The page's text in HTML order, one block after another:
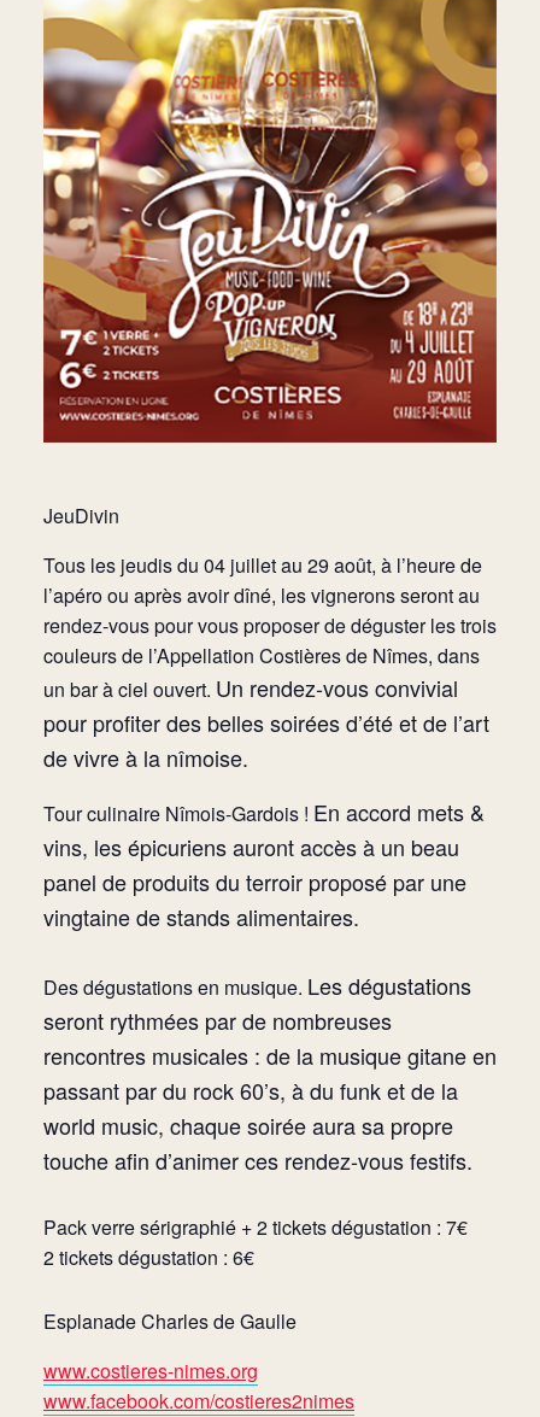
JeuDivin
Tous les jeudis du 04 juillet au 29 août, à l’heure de
l’apéro ou après avoir dîné, les vignerons seront au
rendez-vous pour vous proposer de déguster les trois
couleurs de l’Appellation Costières de Nîmes, dans
un bar à ciel ouvert. Un rendez-vous convivial
pour profiter des belles soirées d’été et de l’art
de vivre à la nîmoise.
Tour culinaire Nîmois-Gardois ! En accord mets &
vins, les épicuriens auront accès à un beau
panel de produits du terroir proposé par une
vingtaine de stands alimentaires.
Des dégustations en musique. Les dégustations
seront rythmées par de nombreuses
rencontres musicales : de la musique gitane en
passant par du rock 60’s, à du funk et de la
world music, chaque soirée aura sa propre
touche afin d’animer ces rendez-vous festifs.
Pack verre sérigraphié + 2 tickets dégustation : 7€
2 tickets dégustation : 6€
Esplanade Charles de Gaulle
www.costieres-nimes.org
www.facebook.com/costieres2nimes